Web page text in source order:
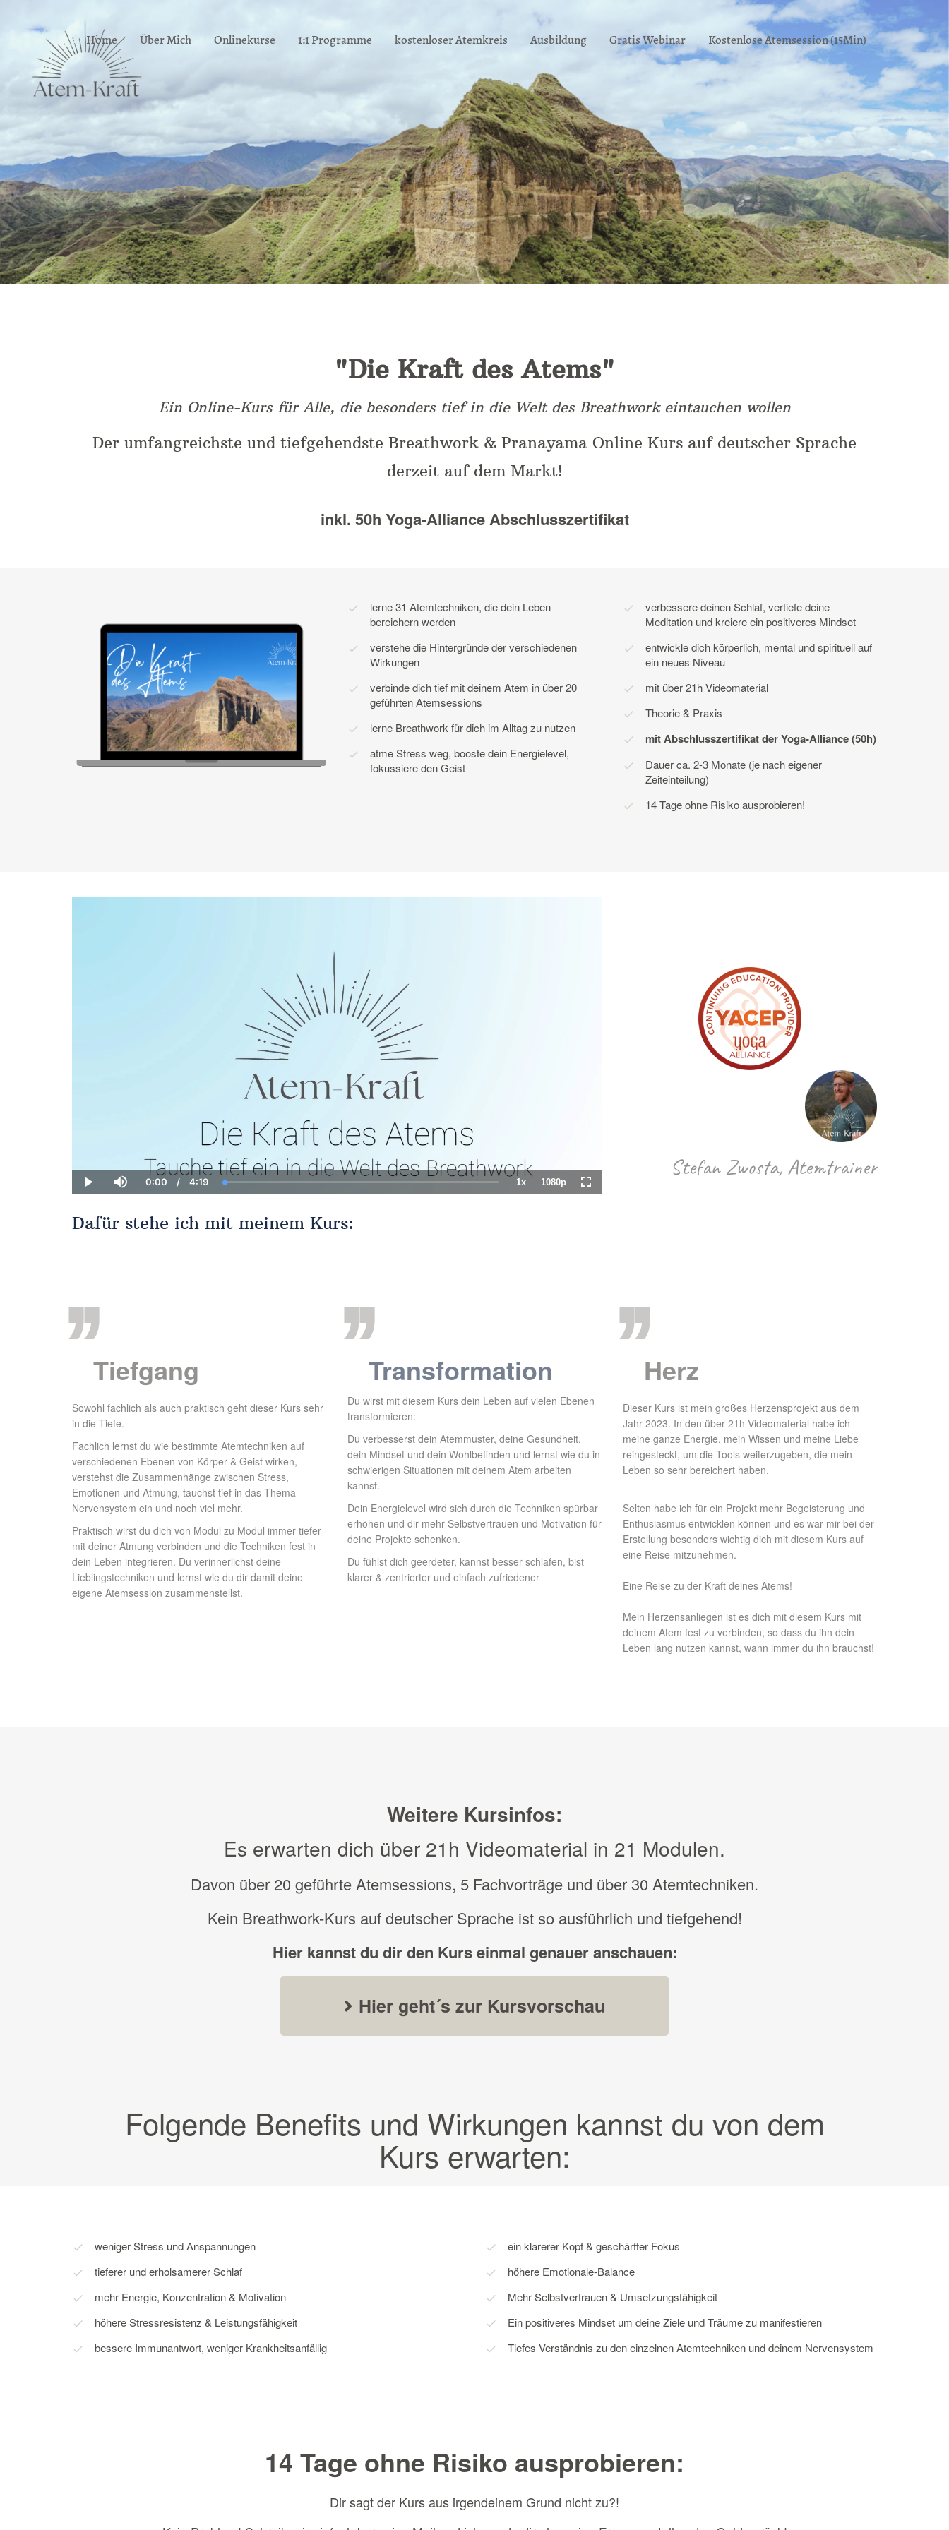
Home Über Mich Onlinekurse 1:1 Programme kostenloser Atemkreis Ausbildung Gratis Webinar Kostenlose Atemsession (15Min)
"Die Kraft des Atems"
Ein Online-Kurs für Alle, die besonders tief in die Welt des Breathwork eintauchen wollen
Der umfangreichste und tiefgehendste Breathwork & Pranayama Online Kurs auf deutscher Sprache
derzeit auf dem Markt!
inkl. 50h Yoga-Alliance Abschlusszertifikat
lerne 31 Atemtechniken, die dein Leben
bereichern werden
verstehe die Hintergründe der verschiedenen
Wirkungen
verbinde dich tief mit deinem Atem in über 20
geführten Atemsessions
lerne Breathwork für dich im Alltag zu nutzen
atme Stress weg, booste dein Energielevel,
fokussiere den Geist
verbessere deinen Schlaf, vertiefe deine
Meditation und kreiere ein positiveres Mindset
entwickle dich körperlich, mental und spirituell auf
ein neues Niveau
mit über 21h Videomaterial
Theorie & Praxis
mit Abschlusszertifikat der Yoga-Alliance (50h)
Dauer ca. 2-3 Monate (je nach eigener
Zeiteinteilung)
14 Tage ohne Risiko ausprobieren!
Play Mute
Current
Time
0:00 / Duration
4:19 Loaded:
0.00%
1xPlayback
Rate
Quality
1080p Fullscreen
Dafür stehe ich mit meinem Kurs:
Stefan Zwosta, Atemtrainer
,,
Tiefgang
Sowohl fachlich als auch praktisch geht dieser Kurs sehr
in die Tiefe.
Fachlich lernst du wie bestimmte Atemtechniken auf
verschiedenen Ebenen von Körper & Geist wirken,
verstehst die Zusammenhänge zwischen Stress,
Emotionen und Atmung, tauchst tief in das Thema
Nervensystem ein und noch viel mehr.
Praktisch wirst du dich von Modul zu Modul immer tiefer
mit deiner Atmung verbinden und die Techniken fest in
dein Leben integrieren. Du verinnerlichst deine
Lieblingstechniken und lernst wie du dir damit deine
eigene Atemsession zusammenstellst.
,,
Transformation
Du wirst mit diesem Kurs dein Leben auf vielen Ebenen
transformieren:
Du verbesserst dein Atemmuster, deine Gesundheit,
dein Mindset und dein Wohlbefinden und lernst wie du in
schwierigen Situationen mit deinem Atem arbeiten
kannst.
Dein Energielevel wird sich durch die Techniken spürbar
erhöhen und dir mehr Selbstvertrauen und Motivation für
deine Projekte schenken.
Du fühlst dich geerdeter, kannst besser schlafen, bist
klarer & zentrierter und einfach zufriedener
,,
Herz
Dieser Kurs ist mein großes Herzensprojekt aus dem
Jahr 2023. In den über 21h Videomaterial habe ich
meine ganze Energie, mein Wissen und meine Liebe
reingesteckt, um die Tools weiterzugeben, die mein
Leben so sehr bereichert haben.
Selten habe ich für ein Projekt mehr Begeisterung und
Enthusiasmus entwicklen können und es war mir bei der
Erstellung besonders wichtig dich mit diesem Kurs auf
eine Reise mitzunehmen.
Eine Reise zu der Kraft deines Atems!
Mein Herzensanliegen ist es dich mit diesem Kurs mit
deinem Atem fest zu verbinden, so dass du ihn dein
Leben lang nutzen kannst, wann immer du ihn brauchst!
Weitere Kursinfos:
Es erwarten dich über 21h Videomaterial in 21 Modulen.
Davon über 20 geführte Atemsessions, 5 Fachvorträge und über 30 Atemtechniken.
Kein Breathwork-Kurs auf deutscher Sprache ist so ausführlich und tiefgehend!
Hier kannst du dir den Kurs einmal genauer anschauen:
Hier geht´s zur Kursvorschau
Folgende Benefits und Wirkungen kannst du von dem
Kurs erwarten:
weniger Stress und Anspannungen
tieferer und erholsamerer Schlaf
mehr Energie, Konzentration & Motivation
höhere Stressresistenz & Leistungsfähigkeit
bessere Immunantwort, weniger Krankheitsanfällig
ein klarerer Kopf & geschärfter Fokus
höhere Emotionale-Balance
Mehr Selbstvertrauen & Umsetzungsfähigkeit
Ein positiveres Mindset um deine Ziele und Träume zu manifestieren
Tiefes Verständnis zu den einzelnen Atemtechniken und deinem Nervensystem
14 Tage ohne Risiko ausprobieren:
Dir sagt der Kurs aus irgendeinem Grund nicht zu?!